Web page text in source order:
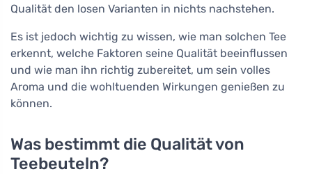
Qualität den losen Varianten in nichts nachstehen.
Es ist jedoch wichtig zu wissen, wie man solchen Tee
erkennt, welche Faktoren seine Qualität beeinflussen
und wie man ihn richtig zubereitet, um sein volles
Aroma und die wohltuenden Wirkungen genießen zu
können.
Was bestimmt die Qualität von
Teebeuteln?